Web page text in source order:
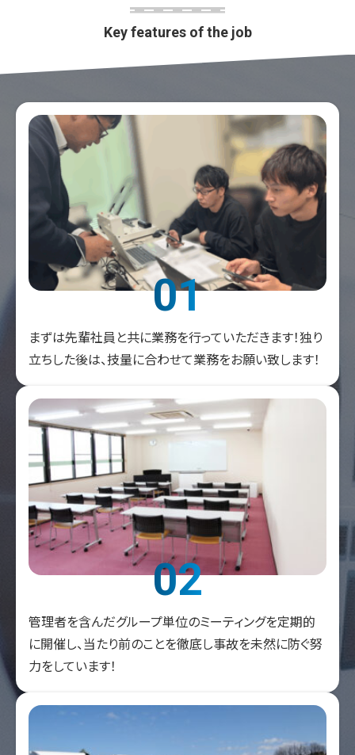
Key features of the job
01
まずは先輩社員と共に業務を行っていただきます！独り
立ちした後は、技量に合わせて業務をお願い致します！
02
管理者を含んだグループ単位のミーティングを定期的
に開催し、当たり前のことを徹底し事故を未然に防ぐ努
力をしています！